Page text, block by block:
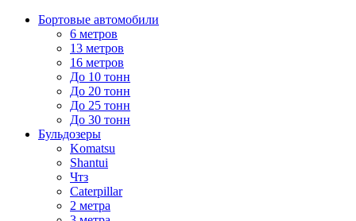
Бортовые автомобили
6 метров
13 метров
16 метров
До 10 тонн
До 20 тонн
До 25 тонн
До 30 тонн
Бульдозеры
Komatsu
Shantui
Чтз
Caterpillar
2 метра